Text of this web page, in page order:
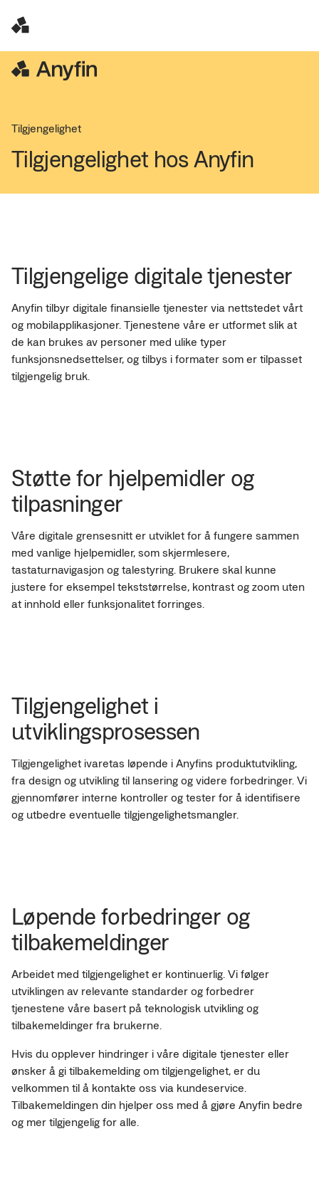
Tilgjengelighet
Tilgjengelighet hos Anyfin
Tilgjengelige digitale tjenester
Anyfin tilbyr digitale finansielle tjenester via nettstedet vårt
og mobilapplikasjoner. Tjenestene våre er utformet slik at
de kan brukes av personer med ulike typer
funksjonsnedsettelser, og tilbys i formater som er tilpasset
tilgjengelig bruk.
Støtte for hjelpemidler og
tilpasninger
Våre digitale grensesnitt er utviklet for å fungere sammen
med vanlige hjelpemidler, som skjermlesere,
tastaturnavigasjon og talestyring. Brukere skal kunne
justere for eksempel tekststørrelse, kontrast og zoom uten
at innhold eller funksjonalitet forringes.
Tilgjengelighet i
utviklingsprosessen
Tilgjengelighet ivaretas løpende i Anyfins produktutvikling,
fra design og utvikling til lansering og videre forbedringer. Vi
gjennomfører interne kontroller og tester for å identifisere
og utbedre eventuelle tilgjengelighetsmangler.
Løpende forbedringer og
tilbakemeldinger
Arbeidet med tilgjengelighet er kontinuerlig. Vi følger
utviklingen av relevante standarder og forbedrer
tjenestene våre basert på teknologisk utvikling og
tilbakemeldinger fra brukerne.
Hvis du opplever hindringer i våre digitale tjenester eller
ønsker å gi tilbakemelding om tilgjengelighet, er du
velkommen til å kontakte oss via kundeservice.
Tilbakemeldingen din hjelper oss med å gjøre Anyfin bedre
og mer tilgjengelig for alle.